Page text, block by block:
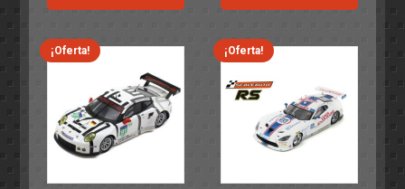
era:
82,40€.
es:
59,95€.
era:
82,40€.
es:
59,95€.
¡Oferta! ¡Oferta!